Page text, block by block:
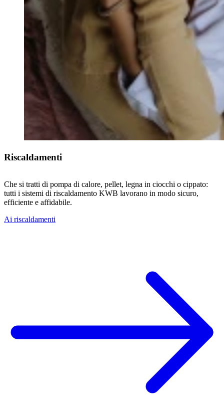
Riscaldamenti
Che si tratti di pompa di calore, pellet, legna in ciocchi o cippato:
tutti i sistemi di riscaldamento KWB lavorano in modo sicuro,
efficiente e affidabile.
Ai riscaldamenti